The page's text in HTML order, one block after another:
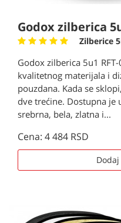
Godox zilberica
Zilberice
Godox zilberica 5u1
kvalitetnog materijala i
pouzdana. Kada se
dve trećine. Dostupna je
srebrna, bela, zlatna i...
Cena: 4 484 RSD